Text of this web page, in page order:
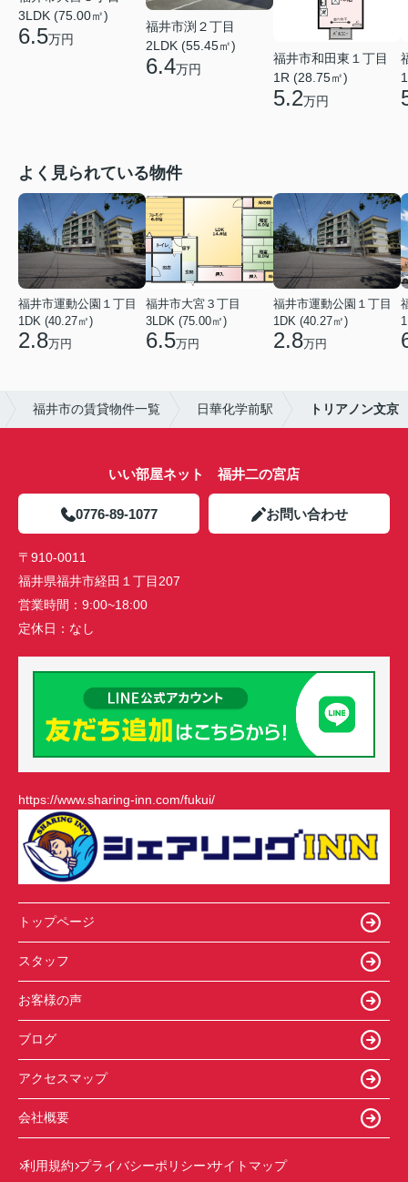
3LDK (75.00㎡)
6.5万円
福井市渕２丁目
2LDK (55.45㎡)
6.4万円
福井市和田東１丁目
1R (28.75㎡)
5.2万円
よく見られている物件
福井市運動公園１丁目
1DK (40.27㎡)
2.8万円
福井市大宮３丁目
3LDK (75.00㎡)
6.5万円
福井市運動公園１丁目
1DK (40.27㎡)
2.8万円
福井市の賃貸物件一覧 日華化学前駅 トリアノン文京
いい部屋ネット 福井二の宮店
0776-89-1077 お問い合わせ
〒910-0011
福井県福井市経田１丁目207
営業時間： 9:00~18:00
定休日： なし
https://www.sharing-inn.com/fukui/
トップページ
スタッフ
お客様の声
ブログ
アクセスマップ
会社概要
利用規約 プライバシーポリシー サイトマップ